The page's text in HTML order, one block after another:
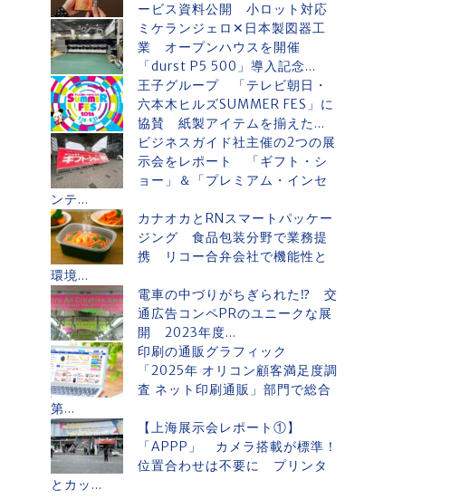
ービス資料公開 小ロット対応
ミケランジェロ✕日本製図器工
業 オープンハウスを開催
「durst P5 500」導入記念...
王子グループ 「テレビ朝日・
六本木ヒルズSUMMER FES」に
協賛 紙製アイテムを揃えた...
ビジネスガイド社主催の2つの展
示会をレポート 「ギフト・シ
ョー」＆「プレミアム・インセ
ンテ...
カナオカとRNスマートパッケー
ジング 食品包装分野で業務提
携 リコー合弁会社で機能性と
環境...
電車の中づりがちぎられた⁉ 交
通広告コンペPRのユニークな展
開 2023年度...
印刷の通販グラフィック
「2025年 オリコン顧客満足度調
査 ネット印刷通販」部門で総合
第...
【上海展示会レポート①】
「APPP」 カメラ搭載が標準！
位置合わせは不要に プリンタ
とカッ...